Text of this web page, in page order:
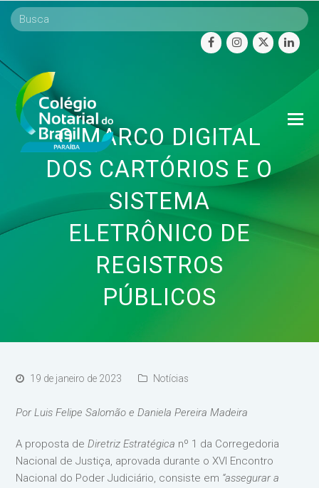
facebookinstagram
twitter
O MARCO DIGITAL
DOS CARTÓRIOS E O
SISTEMA
ELETRÔNICO DE
REGISTROS
PÚBLICOS
19 de janeiro de 2023 Notícias
Por Luis Felipe Salomão e Daniela Pereira Madeira
A proposta deDiretriz Estratégica nº 1 da Corregedoria
Nacional de Justiça, aprovada durante o XVI Encontro
Nacional do Poder Judiciário, consiste em “assegurar a